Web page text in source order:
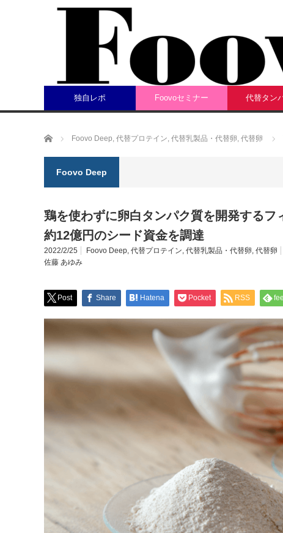
独自レポ Foovoセミナー 代替タン
ホーム Foovo Deep, 代替プロテイン, 代替乳製品・代替卵, 代替卵
Foovo Deep
鶏を使わずに卵白タンパク質を開発する
約12億円のシード資金を調達
2022/2/25 Foovo Deep, 代替プロテイン, 代替乳製品・代替卵, 代替卵
佐藤 あゆみ
Post Share Hatena Pocket RSS